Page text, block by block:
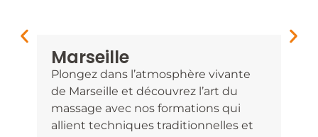
Marseille
Plongez dans l’atmosphère vivante
de Marseille et découvrez l’art du
massage avec nos formations qui
allient techniques traditionnelles et